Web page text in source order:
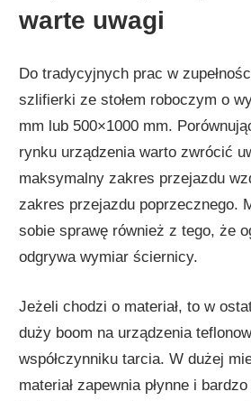
warte uwagi
Do tradycyjnych prac w
szlifierki ze stołem roboczym o
mm lub 500×1000 mm.
rynku urządzenia warto zwrócić
maksymalny zakres przejazdu
zakres przejazdu poprzecznego.
sobie sprawę również z tego, że
odgrywa wymiar ściernicy.
Jeżeli chodzi o materiał, to w
duży boom na urządzenia
współczynniku tarcia. W dużej
materiał zapewnia płynne i